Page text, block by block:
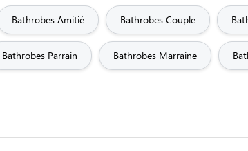
Bathrobes Amitié Bathrobes Couple
Bathrobes Parrain Bathrobes Marraine